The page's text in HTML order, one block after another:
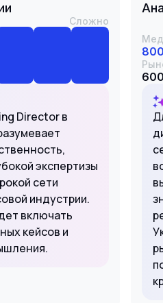
Сложно
Director в
экспертизы
сети
индустрии.
включать
кейсов и